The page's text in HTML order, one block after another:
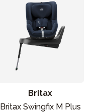
Britax
Britax Swingfix M Plus